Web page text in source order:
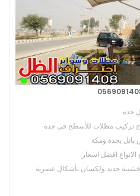
جده
تركيب مظلات للأسطح في جده
بجدة ومكة
افضل اسعار
حديد ولكسان بأشكال عصرية